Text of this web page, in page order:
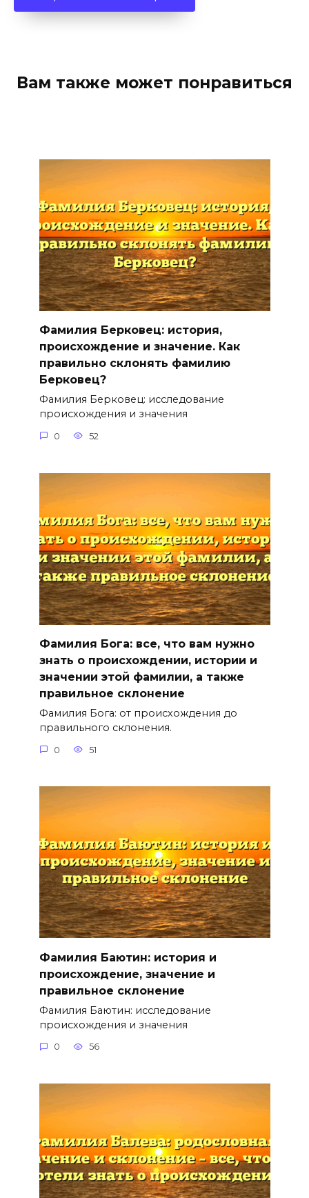
Вам также может понравиться
Фамилия Берковец: история,
происхождение и значение. Как
правильно склонять фамилию
Берковец?
Фамилия Берковец: исследование
происхождения и значения
0 52
Фамилия Бога: все, что вам нужно
знать о происхождении, истории и
значении этой фамилии, а также
правильное склонение
Фамилия Бога: от происхождения до
правильного склонения.
0 51
Фамилия Баютин: история и
происхождение, значение и
правильное склонение
Фамилия Баютин: исследование
происхождения и значения
0 56